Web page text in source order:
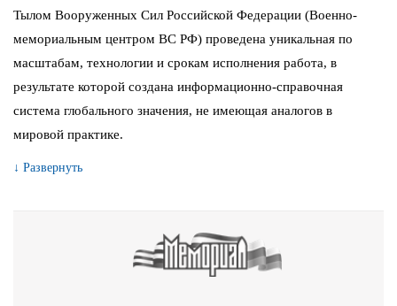
Тылом Вооруженных Сил Российской Федерации (Военно-
мемориальным центром ВС РФ) проведена уникальная по
масштабам, технологии и срокам исполнения работа, в
результате которой создана информационно-справочная
система глобального значения, не имеющая аналогов в
мировой практике.
↓ Развернуть